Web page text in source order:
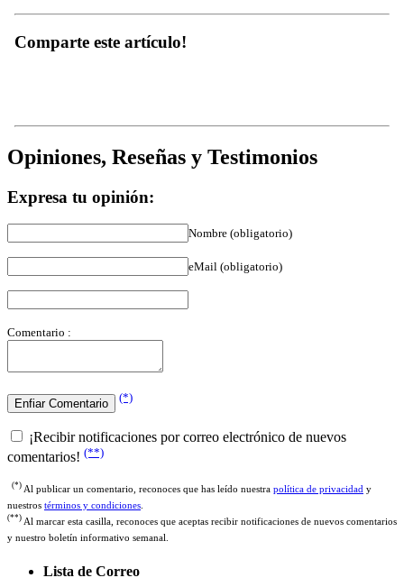
Comparte este artículo!
Opiniones, Reseñas y Testimonios
Expresa tu opinión:
Nombre (obligatorio)
eMail (obligatorio)
Comentario :
(*)
¡Recibir notificaciones por correo electrónico de nuevos
comentarios! (**)
(*) Al publicar un comentario, reconoces que has leído nuestra política de privacidad y
nuestros términos y condiciones
(**) Al marcar esta casilla, reconoces que aceptas recibir notificaciones de nuevos comentarios
y nuestro boletín informativo semanal.
Lista de Correo